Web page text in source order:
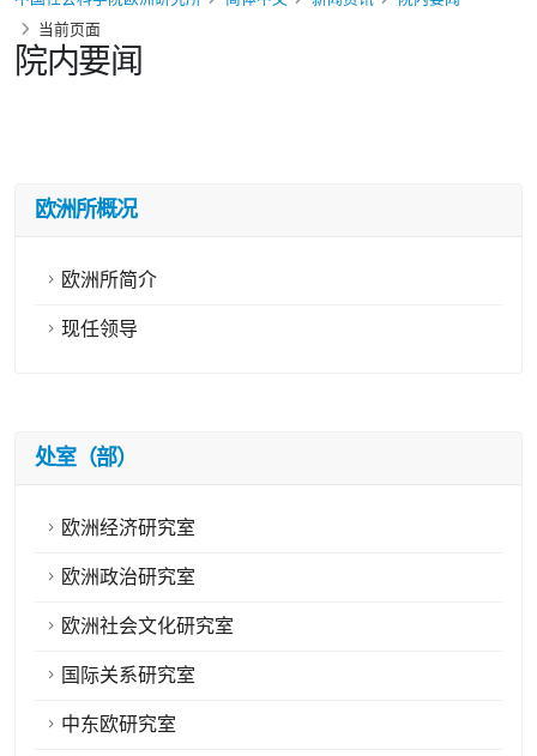
院内要闻
当前页面
欧洲所概况
欧洲所简介
现任领导
处室（部）
欧洲经济研究室
欧洲政治研究室
欧洲社会文化研究室
国际关系研究室
中东欧研究室